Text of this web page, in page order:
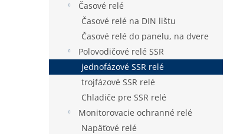
Časové relé
Časové relé na DIN lištu
Časové relé do panelu, na dvere
Polovodičové relé SSR
jednofázové SSR relé
trojfázové SSR relé
Chladiče pre SSR relé
Monitorovacie ochranné relé
Napäťové relé